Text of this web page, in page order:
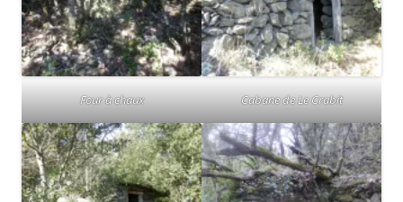
Four à chaux Cabane de Le Crabit